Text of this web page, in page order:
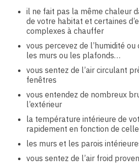
il ne fait pas la même chaleur
de votre habitat et certaines
complexes à chauffer
vous percevez de l’humidité
les murs ou les plafonds…
vous sentez de l’air circulant
fenêtres
vous entendez de nombreux
l’extérieur
la température intérieure de
rapidement en fonction de
les murs et les parois
vous sentez de l’air froid